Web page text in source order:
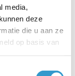
media,
deze
die u aan ze
op basis van